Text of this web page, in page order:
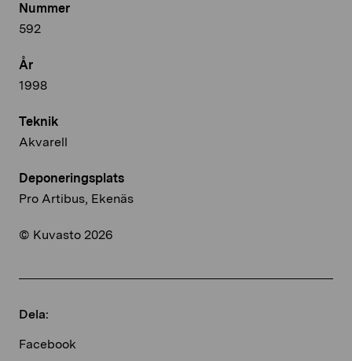
Nummer
592
År
1998
Teknik
Akvarell
Deponeringsplats
Pro Artibus, Ekenäs
© Kuvasto 2026
Dela:
Facebook